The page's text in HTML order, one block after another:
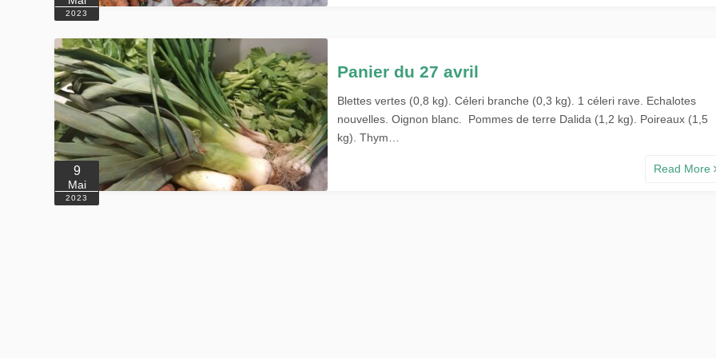
2023
9
Mai
2023
Panier du 27 avril
Blettes vertes (0,8 kg). Céleri branche (0,3 kg). 1 céleri rave. Echalotes
nouvelles. Oignon blanc. Pommes de terre Dalida (1,2 kg). Poireaux (1,5
kg). Thym…
Read More